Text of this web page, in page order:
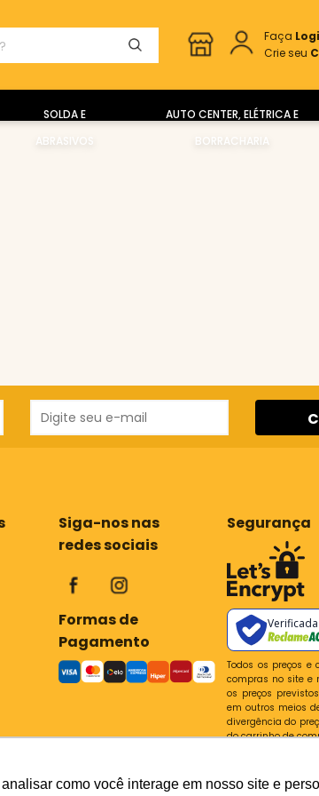
como você interage em nosso site e
Faça
Crie seu
SOLDA E
ABRASIVOS
AUTO CENTER, ELÉTRICA E
BORRACHARIA
Siga-nos nas
redes sociais
Formas de
Pagamento
Segurança
Todos os preços
compras no site e
os preços
em outros meios
divergência do
do carrinho de